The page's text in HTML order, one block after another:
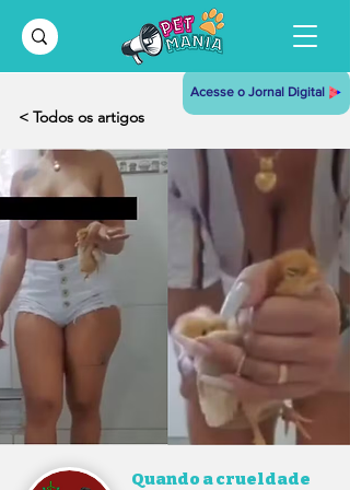
Acesse o Jornal Digital
< Todos os artigos
Quando a crueldade